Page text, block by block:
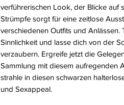
verführerischen Look, der Blicke auf
Strümpfe sorgt für eine zeitlose
verschiedenen Outfits und
Sinnlichkeit und lasse dich von der
verzaubern. Ergreife jetzt die
Sammlung mit diesem aufregenden
strahle in diesen schwarzen
und Sexappeal.